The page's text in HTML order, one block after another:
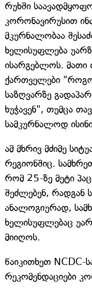
რუხში
კორონავირუსით
მკურნალობაა
ხელისუფლება
ისარგებლოს. მათი
ქართველები
საზღვარზე
ხუჭავენ", თუმცა
სამკურნალოდ ისინი
ამ მხრივ მძიმე
რეგიონშიც.
რომ 25-ზე მეტი
შეძლებენ, რადგან
ანალოგიურად,
ხელისუფლებაც
მიიღოს.
წაიკითხეთ NCDC-
რეკომენდაციები